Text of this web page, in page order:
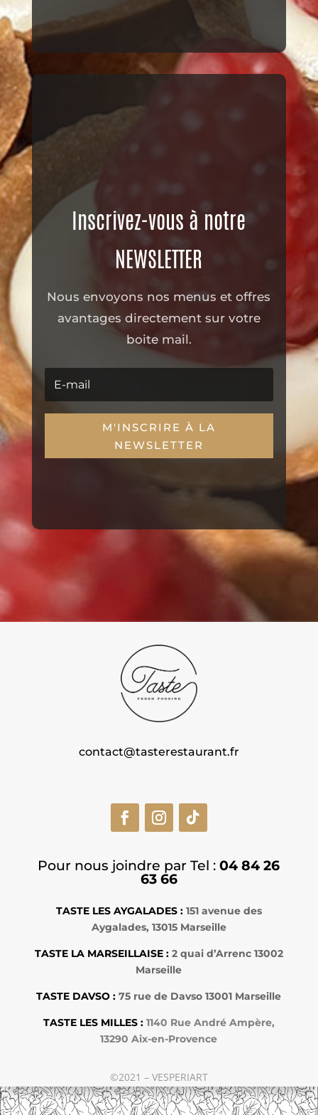
Inscrivez-vous à notre
NEWSLETTER
Nous envoyons nos menus et offres
avantages directement sur votre
boite mail.
M'INSCRIRE À LA
NEWSLETTER
contact@tasterestaurant.fr
Pour nous joindre par Tel : 04 84 26
63 66
TASTE LES AYGALADES:151 avenue des
Aygalades, 13015 Marseille
TASTE LA MARSEILLAISE: 2 quai d’Arrenc 13002
Marseille
TASTE DAVSO : 75 rue de Davso 13001 Marseille
TASTE LES MILLES: 1140 Rue André Ampère,
13290 Aix-en-Provence
©2021 – VESPERIART